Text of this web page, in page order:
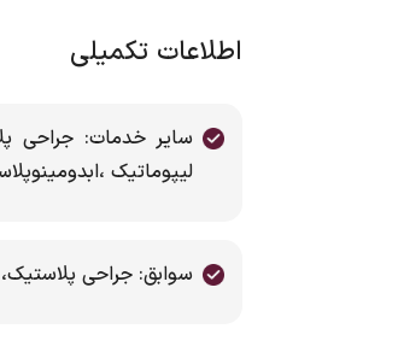
اطلاعات تکمیلی
سایر خدمات: جراحی
لیپوماتیک
سوابق: جراحی